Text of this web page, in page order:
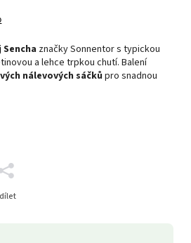
značky Sonnentor s typickou
a lehce trpkou chutí. Balení
nálevových sáčků pro snadnou